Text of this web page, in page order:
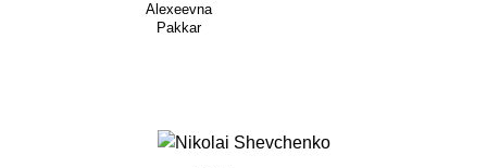
Alexeevna
Pakkar